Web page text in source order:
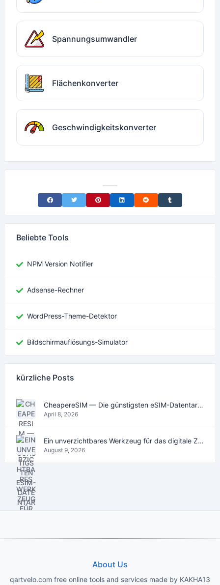
Spannungsumwandler
Flächenkonverter
Geschwindigkeitskonverter
Share on Facebook
Share on TwitterShare on Pinterest
Share on LinkedIn
Share on RedditShare on Tumblr
Beliebte Tools
NPM Version Notifier
Adsense-Rechner
WordPress-Theme-Detektor
Bildschirmauflösungs-Simulator
kürzliche Posts
CheapereSIM — Die günstigsten eSIM-Datentarife für Reisen 2026
April 8, 2026
Ein unverzichtbares Werkzeug für das digitale Zeitalter
August 9, 2026
About Us
qartvelo.com free online tools and services made by KAKHA13